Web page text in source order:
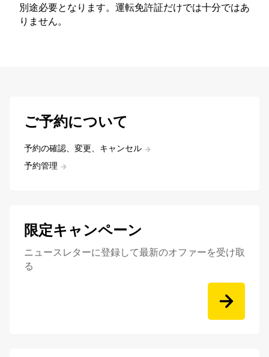
別途必要となります。運転免許証だけでは十分ではあ
りません。
ご予約について
予約の確認、変更、キャンセル
予約管理
限定キャンペーン
ニュースレターに登録して最新のオファーを受け取
る